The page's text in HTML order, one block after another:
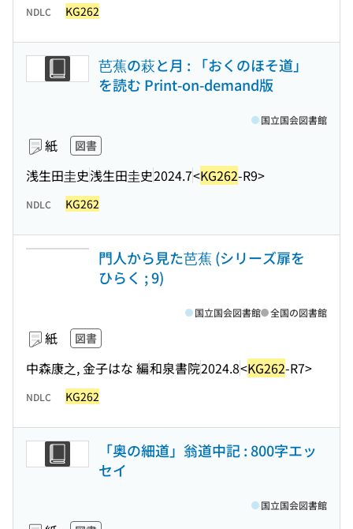
NDLC KG262
芭蕉の萩と月 : 「おくのほそ道」
を読む Print-on-demand版
紙 図書
浅生田圭史浅生田圭史2024.7<KG262-R9>
国立国会図書館
NDLC KG262
門人から見た芭蕉 (シリーズ扉を
ひらく ; 9)
紙 図書
中森康之, 金子はな 編和泉書院2024.8<KG262-R7>
国立国会図書館 全国の図書館
NDLC KG262
「奥の細道」翁道中記 : 800字エッ
セイ
国立国会図書館